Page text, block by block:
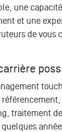
une
et une
de vous
traitement